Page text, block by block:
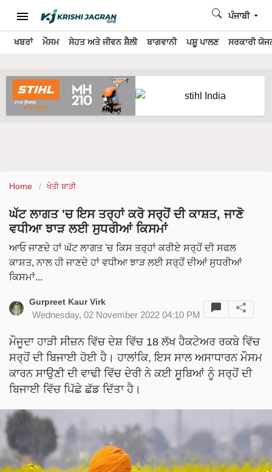
ਖਬਰਾਂ ਮੌਸਮ ਸੇਹਤ ਅਤੇ ਜੀਵਨ ਸ਼ੈਲੀ ਬਾਗਵਾਨੀ ਪਸ਼ੂ ਪਾਲਣ ਸਰਕਾਰੀ
ਪੰਜਾਬੀ
Home ਖੇਤੀ ਬਾੜੀ
ਘੱਟ ਲਾਗਤ 'ਚ ਇਸ ਤਰ੍ਹਾਂ ਕਰੋ ਸਰ੍ਹੋਂ ਦੀ ਕਾਸ਼ਤ, ਜਾਣੋ
ਵਧੀਆ ਝਾੜ ਲਈ ਸੁਧਰੀਆਂ ਕਿਸਮਾਂ
ਆਓ ਜਾਣਦੇ ਹਾਂ ਘੱਟ ਲਾਗਤ 'ਚ ਕਿਸ ਤਰ੍ਹਾਂ ਕਰੀਏ ਸਰ੍ਹੋਂ ਦੀ ਸਫਲ
ਕਾਸ਼ਤ, ਨਾਲ ਹੀ ਜਾਣਦੇ ਹਾਂ ਵਧੀਆ ਝਾੜ ਲਈ ਸਰ੍ਹੋਂ ਦੀਆਂ ਸੁਧਰੀਆਂ
ਕਿਸਮਾਂ...
Gurpreet Kaur Virk
Wednesday, 02 November 2022 04:10 PM
ਮੌਜੂਦਾ ਹਾੜੀ ਸੀਜ਼ਨ ਵਿੱਚ ਦੇਸ਼ ਵਿੱਚ 18 ਲੱਖ ਹੈਕਟੇਅਰ ਰਕਬੇ ਵਿੱਚ
ਸਰ੍ਹੋਂ ਦੀ ਬਿਜਾਈ ਹੋਈ ਹੈ। ਹਾਲਾਂਕਿ, ਇਸ ਸਾਲ ਅਸਾਧਾਰਨ ਮੌਸਮ
ਕਾਰਨ ਸਾਉਣੀ ਦੀ ਵਾਢੀ ਵਿੱਚ ਦੇਰੀ ਨੇ ਕਈ ਸੂਬਿਆਂ ਨੂੰ ਸਰ੍ਹੋਂ ਦੀ
ਬਿਜਾਈ ਵਿੱਚ ਪਿੱਛੇ ਛੱਡ ਦਿੱਤਾ ਹੈ।